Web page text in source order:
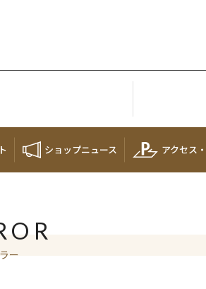
ショップニュース アクセス・
ー